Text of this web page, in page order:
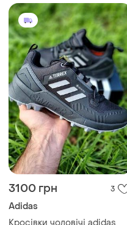
3100 грн 3
Adidas